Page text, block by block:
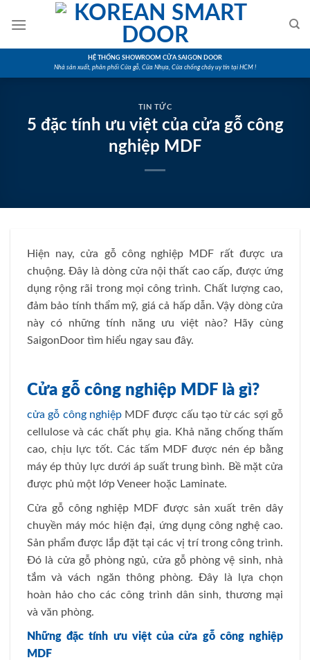
HỆ THỐNG SHOWROOM CỬA SAIGON DOOR
Nhà sản xuất, phân phối Cửa gỗ, Cửa Nhựa, Cửa chống cháy uy tín tại HCM !
TIN TỨC
5 đặc tính ưu việt của cửa gỗ công
nghiệp MDF
Hiện nay, cửa gỗ công nghiệp MDF rất được ưa
chuộng. Đây là dòng cửa nội thất cao cấp, được ứng
dụng rộng rãi trong mọi công trình. Chất lượng cao,
đảm bảo tính thẩm mỹ, giá cả hấp dẫn. Vậy dòng cửa
này có những tính năng ưu việt nào? Hãy cùng
SaigonDoor tìm hiểu ngay sau đây.
Cửa gỗ công nghiệp MDF là gì?
cửa gỗ công nghiệpMDF được cấu tạo từ các sợi gỗ
cellulose và các chất phụ gia. Khả năng chống thấm
cao, chịu lực tốt. Các tấm MDF được nén ép bằng
máy ép thủy lực dưới áp suất trung bình. Bề mặt cửa
được phủ một lớp Veneer hoặc Laminate.
Cửa gỗ công nghiệp MDF được sản xuất trên dây
chuyền máy móc hiện đại, ứng dụng công nghệ cao.
Sản phẩm được lắp đặt tại các vị trí trong công trình.
Đó là cửa gỗ phòng ngủ, cửa gỗ phòng vệ sinh, nhà
tắm và vách ngăn thông phòng. Đây là lựa chọn
hoàn hảo cho các công trình dân sinh, thương mại
và văn phòng.
Những đặc tính ưu việt của cửa gỗ công nghiệp
MDF